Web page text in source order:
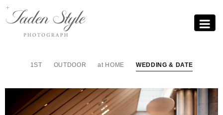
Toggle
Promotion
1ST OUTDOOR at HOME WEDDING & DATE